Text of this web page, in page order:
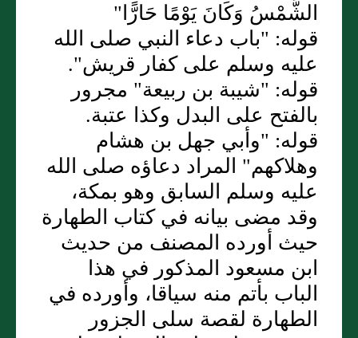
الشَّمْسُ وَكَانَ يَوْمًا حَارًّا"
قوله: "باب دعاء النبي صلى الله
عليه وسلم على كفار قريش".
قوله: "شيبة بن ربيعة" مجرور
بالفتح على البدل وكذا عتبة.
قوله: "وأبي جهل بن هشام
وهلاكهم" المراد دعاؤه صلى الله
عليه وسلم السابق وهو بمكة،
وقد مضى بيانه في كتاب الطهارة
حيث أورده المصنف من حديث
ابن مسعود المذكور في هذا
الباب بأتم منه سياقا، وأورده في
الطهارة لقصة سلى الجزور